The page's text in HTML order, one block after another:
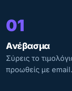
01
Ανέβασμα
Σύρεις το
προωθείς με email.